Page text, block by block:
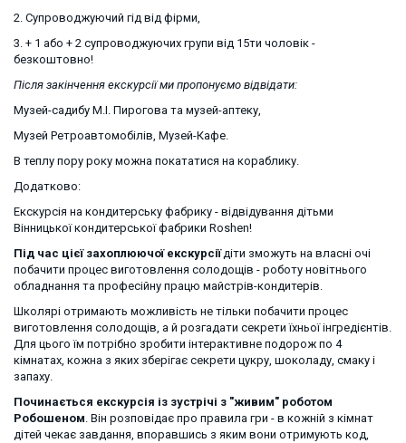
2. Супроводжуючий гід від фірми,
3. + 1 або + 2 супроводжуючих групи від 15ти чоловік -
безкоштовно!
Після закінчення екскурсії ми пропонуємо відвідати:
Музей-садибу М.І. Пирогова та музей-аптеку,
Музей Ретроавтомобілів, Музей-Кафе.
В теплу пору року можна покататися на кораблику.
Додатково:
Екскурсія на кондитерську фабрику - відвідування дітьми
Вінницької кондитерської фабрики Roshen!
Під час цієї захоплюючої екскурсії діти зможуть на власні очі
побачити процес виготовлення солодощів - роботу новітнього
обладнання та професійну працю майстрів-кондитерів.
Школярі отримають можливість не тільки побачити процес
виготовлення солодощів, а й розгадати секрети їхньої інгредієнтів.
Для цього їм потрібно зробити інтерактивне подорож по 4
кімнатах, кожна з яких зберігає секрети цукру, шоколаду, смаку і
запаху.
Починається екскурсія із зустрічі з "живим" роботом
Робошеном . Він розповідає про правила гри - в кожній з кімнат
дітей чекає завдання, впоравшись з яким вони отримують код,